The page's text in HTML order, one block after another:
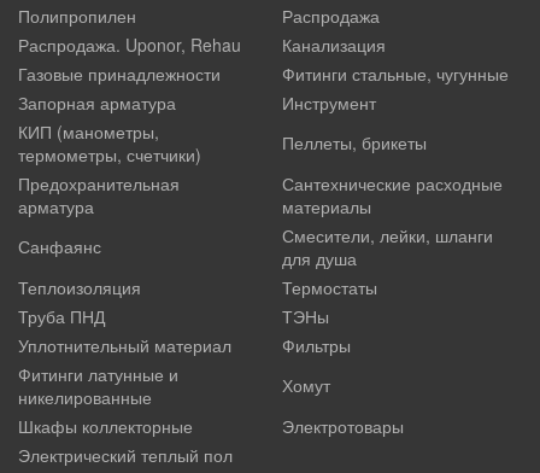
Полипропилен
Распродажа
Распродажа. Uponor, Rehau
Канализация
Газовые принадлежности
Фитинги стальные, чугунные
Запорная арматура
Инструмент
КИП (манометры,
термометры, счетчики)
Пеллеты, брикеты
Предохранительная
арматура
Сантехнические расходные
материалы
Санфаянс
Смесители, лейки, шланги
для душа
Теплоизоляция
Термостаты
Труба ПНД
ТЭНы
Уплотнительный материал
Фильтры
Фитинги латунные и
никелированные
Хомут
Шкафы коллекторные
Электротовары
Электрический теплый пол